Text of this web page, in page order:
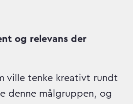
og relevans der
ville tenke kreativt rundt
denne målgruppen, og